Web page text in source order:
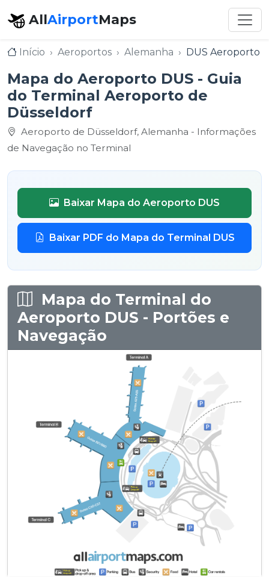
AllAirportMaps
Início Aeroportos Alemanha DUS Aeroporto
Mapa do Aeroporto DUS - Guia
do Terminal Aeroporto de
Düsseldorf
Aeroporto de Düsseldorf, Alemanha - Informações
de Navegação no Terminal
Baixar Mapa do Aeroporto DUS
Baixar PDF do Mapa do Terminal DUS
Mapa do Terminal do
Aeroporto DUS - Portões e
Navegação